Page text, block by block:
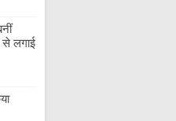
से लगाई